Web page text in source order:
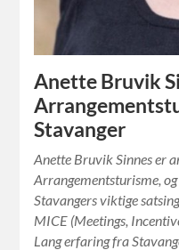
Anette Bruvik
Stavanger
Anette Bruvik Sinnes er
Arrangementsturisme,
Stavangers viktige
MICE (Meetings,
Lang erfaring fra